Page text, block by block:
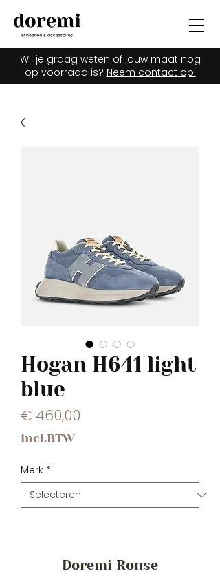
Wil je graag weten of jouw maat nog
op voorraad is? Neem contact op!
Hogan H641 light
blue
€ 460,00
incl.BTW
Merk *
Doremi Ronse